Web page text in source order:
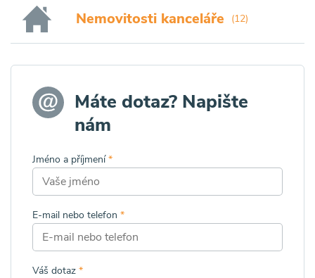
Nemovitosti kanceláře (12)
Máte dotaz? Napište
nám
Jméno a příjmení*
E-mail nebo telefon *
Váš dotaz *